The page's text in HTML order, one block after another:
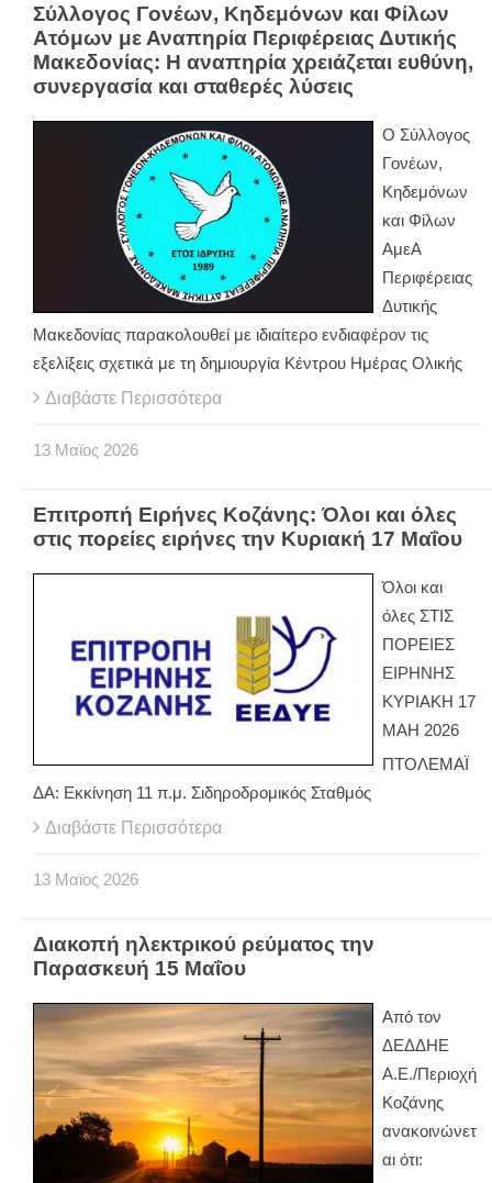
Σύλλογος Γονέων, Κηδεμόνων και Φίλων
Ατόμων με Αναπηρία Περιφέρειας Δυτικής
Μακεδονίας: Η αναπηρία χρειάζεται ευθύνη,
συνεργασία και σταθερές λύσεις
Ο Σύλλογος
Γονέων,
Κηδεμόνων
και Φίλων
ΑμεΑ
Περιφέρειας
Δυτικής
Μακεδονίας παρακολουθεί με ιδιαίτερο ενδιαφέρον τις
εξελίξεις σχετικά με τη δημιουργία Κέντρου Ημέρας Ολικής
Διαβάστε Περισσότερα
13 Μαϊος 2026
Επιτροπή Ειρήνες Κοζάνης: Όλοι και όλες
στις πορείες ειρήνες την Κυριακή 17 Μαΐου
Όλοι και
όλες ΣΤΙΣ
ΠΟΡΕΙΕΣ
ΕΙΡΗΝΗΣ
ΚΥΡΙΑΚΗ 17
ΜΑΗ 2026
ΠΤΟΛΕΜΑΪ
ΔΑ: Εκκίνηση 11 π.μ. Σιδηροδρομικός Σταθμός
Διαβάστε Περισσότερα
13 Μαϊος 2026
Διακοπή ηλεκτρικού ρεύματος την
Παρασκευή 15 Μαΐου
Από τον
ΔΕΔΔΗΕ
Α.Ε./Περιοχή
Κοζάνης
ανακοινώνετ
αι ότι: